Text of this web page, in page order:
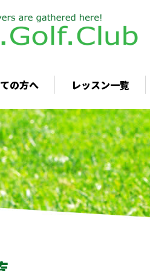
の方へ
ルフクラブの
料金表
レッスン一覧
インドアレッスン
アウトドアレッスン
打ちっぱなし練習
レッスン料金
会員種別と料金表
スン
レッスン料金